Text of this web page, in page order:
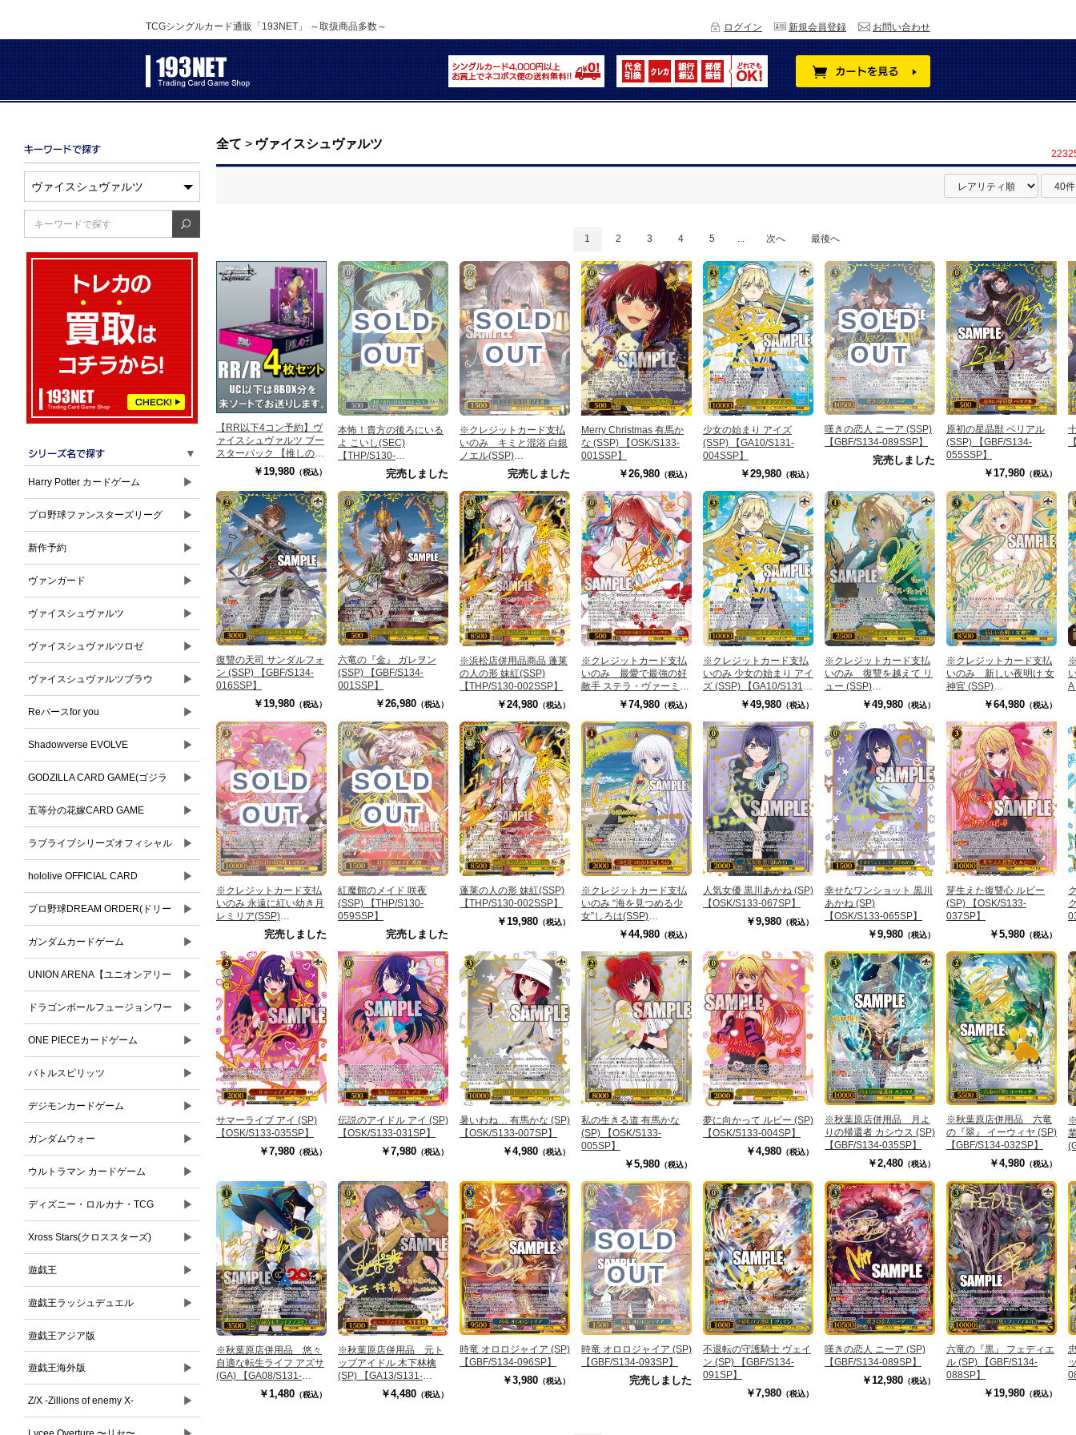
TCGシングルカード通販「193NET」 ～取扱商品多数～ お問い合わせ
新規会員登録
ログイン
▼
Harry Potter カードゲーム ▶
プロ野球ファンスターズリーグ ▶
新作予約 ▶
ヴァンガード ▶
ヴァイスシュヴァルツ ▶
ヴァイスシュヴァルツロゼ ▶
ヴァイスシュヴァルツブラウ ▶
Reバースfor you ▶
Shadowverse EVOLVE ▶
GODZILLA CARD GAME(ゴジラ
カードゲーム)
▶
五等分の花嫁CARD GAME ▶
ラブライブシリーズオフィシャル
カードゲーム
▶
hololive OFFICIAL CARD
GAME(ホロライブオフィシャルカ
ードゲーム)
▶
プロ野球DREAM ORDER(ドリー
ムオーダー)
▶
ガンダムカードゲーム ▶
UNION ARENA【ユニオンアリー
ナ】
▶
ドラゴンボールフュージョンワー
ルド
▶
ONE PIECEカードゲーム ▶
バトルスピリッツ ▶
デジモンカードゲーム ▶
ガンダムウォー ▶
ウルトラマン カードゲーム ▶
ディズニー・ロルカナ・TCG ▶
Xross Stars(クロススターズ) ▶
遊戯王 ▶
遊戯王ラッシュデュエル ▶
遊戯王アジア版
遊戯王海外版 ▶
Z/X -Zillions of enemy X- ▶
全て > ヴァイスシュヴァルツ
1 2 3 4 5 ... 次へ 最後へ
【RR以下4コン予約】ヴ
ァイスシュヴァルツ ブー
スターパック 【推しの
子】Vol.3 RR/R各4枚セ
ット＋UC以下8BOX分の
未ソート※当日店舗引取
り可能
￥19,980 （税込）
SOLD
OUT
本怖！貴方の後ろにいる
よ こいし(SEC)
【THP/S130-
029EXSEC】完売しました
SOLD
OUT
※クレジットカード支払
いのみ キミと混浴 白銀
ノエル(SSP)
【HOL/W104/117SSP】
完売しました
Merry Christmas 有馬か
な (SSP) 【OSK/S133-
001SSP】
￥26,980 （税込）
少女の始まり アイズ
(SSP) 【GA10/S131-
004SSP】
￥29,980 （税込）
SOLD
OUT
嘆きの恋人 ニーア (SSP)
【GBF/S134-089SSP】
完売しました
原初の星晶獣 ベリアル
(SSP) 【GBF/S134-
055SSP】
￥17,980 （税込）
復讐の天司 サンダルフォ
ン (SSP) 【GBF/S134-
016SSP】
￥19,980 （税込）
六竜の『金』 ガレヲン
(SSP) 【GBF/S134-
001SSP】
￥26,980 （税込）
※浜松店併用品商品 蓬莱
の人の形 妹紅(SSP)
【THP/S130-002SSP】
￥24,980 （税込）
※クレジットカード支払
いのみ 最愛で最強の好
敵手 ステラ・ヴァーミリ
オン (SSP)
【GA18/S131-066SSP】
￥74,980 （税込）
※クレジットカード支払
いのみ 少女の始まり アイ
ズ (SSP) 【GA10/S131-
004SSP】￥49,980 （税込）
※クレジットカード支払
いのみ 復讐を越えて リ
ュー (SSP)
【GA10/S131-002SSP】
￥49,980 （税込）
※クレジットカード支払
いのみ 新しい夜明け 女
神官 (SSP)
【GA04/S131-100SSP】
￥64,980 （税込）
※
A
SOLD
OUT
※クレジットカード支払
いのみ 永遠に紅い幼き月
レミリア(SSP)
【THP/S130-062SSP】
完売しました
SOLD
OUT
紅魔館のメイド 咲夜
(SSP) 【THP/S130-
059SSP】
完売しました
蓬莱の人の形 妹紅(SSP)
【THP/S130-002SSP】
￥19,980 （税込）
※クレジットカード支払
いのみ “海を見つめる少
女”しろは(SSP)
【SMP/W137-038SSP】
￥44,980 （税込）
人気女優 黒川あかね (SP)
【OSK/S133-067SP】
￥9,980 （税込）
幸せなワンショット 黒川
あかね (SP)
【OSK/S133-065SP】
￥9,980 （税込）
芽生えた復讐心 ルビー
(SP) 【OSK/S133-
037SP】
￥5,980 （税込）
サマーライブ アイ (SP)
【OSK/S133-035SP】
￥7,980 （税込）
伝説のアイドル アイ (SP)
【OSK/S133-031SP】
￥7,980 （税込）
暑いわね… 有馬かな (SP)
【OSK/S133-007SP】
￥4,980 （税込）
私の生きる道 有馬かな
(SP) 【OSK/S133-
005SP】
￥5,980 （税込）
夢に向かって ルビー (SP)
【OSK/S133-004SP】
￥4,980 （税込）
※秋葉原店併用品 月よ
りの帰還者 カシウス (SP)
【GBF/S134-035SP】
￥2,480 （税込）
※秋葉原店併用品 六竜
の『翠』 イーウィヤ (SP)
【GBF/S134-032SP】
￥4,980 （税込）
※秋葉原店併用品 悠々
自適な転生ライフ アズサ
(GA) 【GA08/S131-
￥1,480 （税込）
※秋葉原店併用品 元ト
ップアイドル 木下林檎
(SP) 【GA13/S131-
￥4,480 （税込）
時竜 オロロジャイア (SP)
【GBF/S134-096SP】
￥3,980 （税込）
SOLD
OUT
時竜 オロロジャイア (SP)
【GBF/S134-093SP】
完売しました
不退転の守護騎士 ヴェイ
ン (SP) 【GBF/S134-
091SP】
￥7,980 （税込）
嘆きの恋人 ニーア (SP)
【GBF/S134-089SP】
￥12,980 （税込）
六竜の『黒』 フェディエ
ル (SP) 【GBF/S134-
088SP】
￥19,980 （税込）